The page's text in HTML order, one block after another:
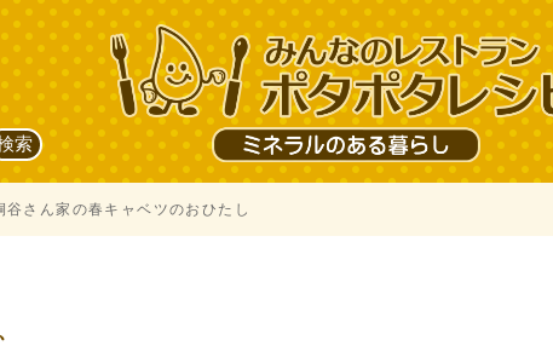
さん家の春キャベツのおひたし